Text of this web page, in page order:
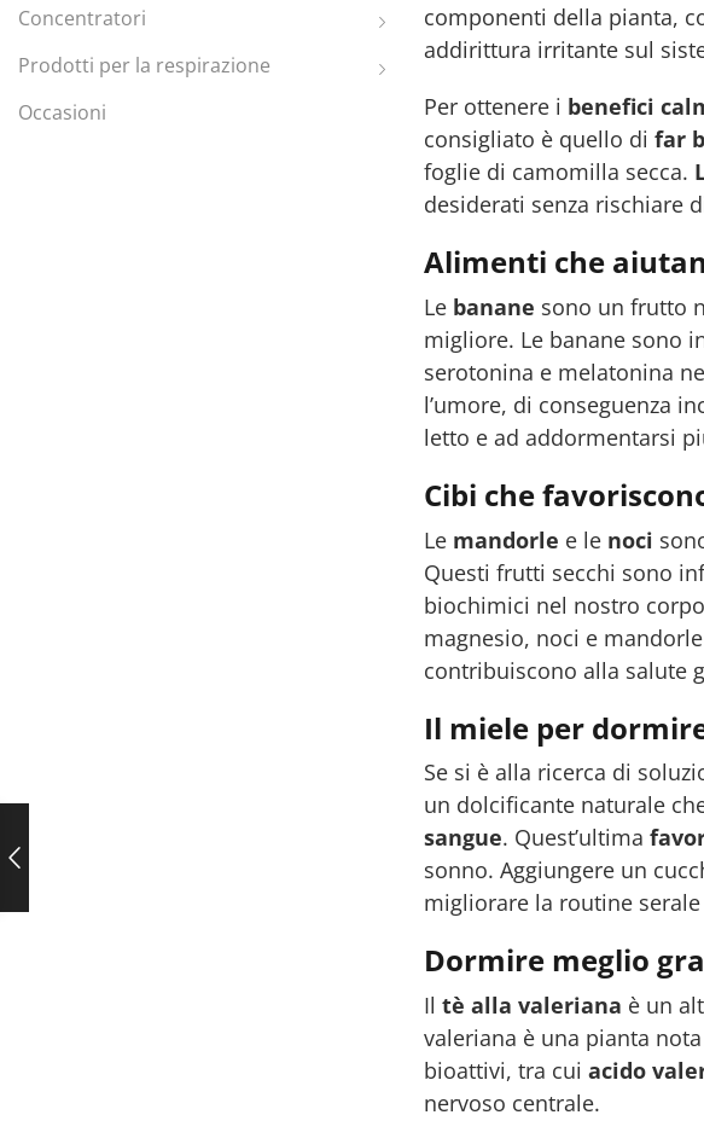
componenti della pianta,
addirittura irritante sul
Per ottenere i benefici
consigliato è quello di far
foglie di camomilla secca.
desiderati senza rischiare
Alimenti che
Le banane sono un frutto
migliore. Le banane sono
serotonina e melatonina
l’umore, di conseguenza
letto e ad addormentarsi
Cibi che
Le mandorle e le noci
Questi frutti secchi sono
biochimici nel nostro
magnesio, noci e
contribuiscono alla salute
Il miele per
Se si è alla ricerca di
un dolcificante naturale
sangue. Quest’ultima
sonno. Aggiungere un
migliorare la routine
Dormire meglio
Il tè alla valeriana è un
valeriana è una pianta
bioattivi, tra cui acido
nervoso centrale.
Concentratori
Prodotti per la respirazione
Occasioni